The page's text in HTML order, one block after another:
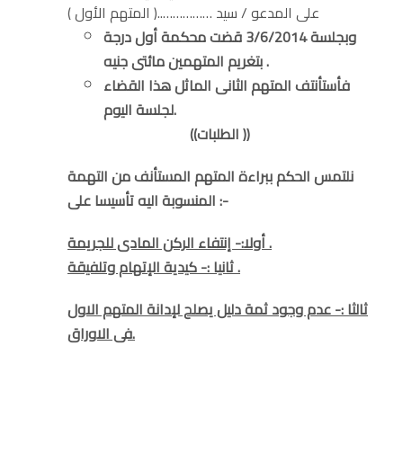
على المدعو / سيد ……………..( المتهم الأول )
وبجلسة 3/6/2014 قضت محكمة أول درجة
بتغريم المتهمين مائتى جنيه .
فأستأنتف المتهم الثانى الماثل هذا القضاء
لجلسة اليوم.
((الطلبات ))
نلتمس الحكم ببراءة المتهم المستأنف من التهمة
المنسوبة اليه تأسيسا على :-
أولا:- إنتفاء الركن المادى للجريمة .
ثانيا :- كيدية الإتهام وتلفيقة .
ثالثا :- عدم وجود ثمة دليل يصلح لإدانة المتهم الاول
فى الاوراق.